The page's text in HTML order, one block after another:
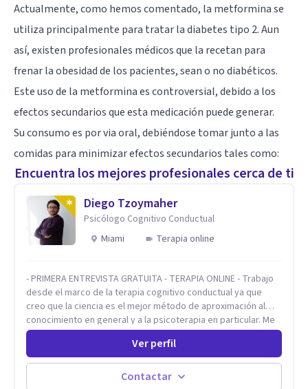
Actualmente, como hemos comentado, la metformina se
utiliza principalmente para tratar la diabetes tipo 2. Aun
así, existen profesionales médicos que la recetan para
frenar la obesidad de los pacientes, sean o no diabéticos.
Este uso de la metformina es controversial, debido a los
efectos secundarios que esta medicación puede generar.
Su consumo es por via oral, debiéndose tomar junto a las
comidas para minimizar efectos secundarios tales como:
Encuentra los mejores profesionales cerca de ti
Diego Tzoymaher
Psicólogo Cognitivo Conductual
Miami
Terapia online
- PRIMERA ENTREVISTA GRATUITA - TERAPIA ONLINE - Trabajo
desde el marco de la terapia cognitivo conductual ya que
creo que la ciencia es el mejor método de aproximación al
conocimiento en general y a la psicoterapia en particular. Me
interesan los procesos de cambio conductual por los que una
persona pueda alcanzar sus objetivos, transitando,
aceptando y modificando sus patrones cognitivos y
emocionales. Abordo patologías específicas como trastornos
Ver perfil
Contactar